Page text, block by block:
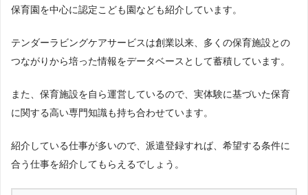
保育園を中心に認定こども園なども紹介しています。
テンダーラビングケアサービスは創業以来、多くの保育施設との
つながりから培った情報をデータベースとして蓄積しています。
また、保育施設を自ら運営しているので、実体験に基づいた保育
に関する高い専門知識も持ち合わせています。
紹介している仕事が多いので、派遣登録すれば、希望する条件に
合う仕事を紹介してもらえるでしょう。